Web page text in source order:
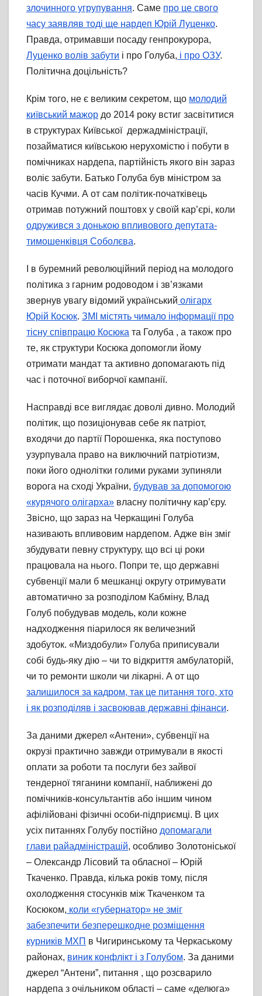
злочинного угрупування. Саме про це свого
часу заявляв тоді ще нардеп Юрій Луценко.
Правда, отримавши посаду генпрокурора,
Луценко волів забути і про Голуба, і про ОЗУ.
Політична доцільність?
Крім того, не є великим секретом, що молодий
київський мажор до 2014 року встиг засвітитися
в структурах Київської держадміністрації,
позайматися київською нерухомістю і побути в
помічниках нардепа, партійність якого він зараз
воліє забути. Батько Голуба був міністром за
часів Кучми. А от сам політик-початківець
отримав потужний поштовх у своїй кар’єрі, коли
одружився з донькою впливового депутата-
тимошенківця Соболєва.
І в буремний революційний період на молодого
політика з гарним родоводом і зв’язками
звернув увагу відомий український олігарх
Юрій Косюк. ЗМІ містять чимало інформації про
тісну співпрацю Косюка та Голуба , а також про
те, як структури Косюка допомогли йому
отримати мандат та активно допомагають під
час і поточної виборчої кампанії.
Насправді все виглядає доволі дивно. Молодий
політик, що позиціонував себе як патріот,
входячи до партії Порошенка, яка поступово
узурпувала право на виключний патріотизм,
поки його однолітки голими руками зупиняли
ворога на сході України, будував за допомогою
«курячого олігарха» власну політичну кар’єру.
Звісно, що зараз на Черкащині Голуба
називають впливовим нардепом. Адже він зміг
збудувати певну структуру, що всі ці роки
працювала на нього. Попри те, що державні
субвенції мали б мешканці округу отримувати
автоматично за розподілом Кабміну, Влад
Голуб побудував модель, коли кожне
надходження піарилося як величезний
здобуток. «Миздобули» Голуба приписували
собі будь-яку дію – чи то відкриття амбулаторій,
чи то ремонти школи чи лікарні. А от що
залишилося за кадром, так це питання того, хто
і як розподіляв і засвоював державні фінанси.
За даними джерел «Антени», субвенції на
окрузі практично завжди отримували в якості
оплати за роботи та послуги без зайвої
тендерної тяганини компанії, наближені до
помічників-консультантів або іншим чином
афілійовані фізичні особи-підприємці. В цих
усіх питаннях Голубу постійно допомагали
глави райадміністрацій, особливо Золотоніської
– Олександр Лісовий та обласної – Юрій
Ткаченко. Правда, кілька років тому, після
охолодження стосунків між Ткаченком та
Косюком, коли «губернатор» не зміг
забезпечити безперешкодне розміщення
курників МХП в Чигиринському та Черкаському
районах, виник конфлікт і з Голубом. За даними
джерел “Антени”, питання , що розсварило
нардепа з очільником області – саме «делюга»